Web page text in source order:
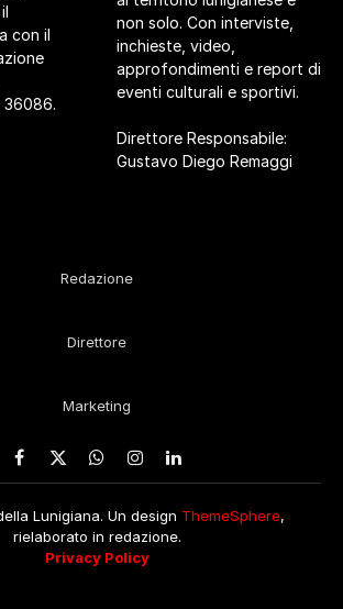
con il
36086.
non solo. Con interviste,
inchieste, video,
approfondimenti e report di
eventi culturali e sportivi.
Direttore Responsabile:
Gustavo Diego Remaggi
Redazione
Direttore
Marketing
Facebook
X
WhatsApp
Instagram
LinkedIn
Lunigiana. Un design ThemeSphere,
rielaborato in redazione.
Privacy Policy